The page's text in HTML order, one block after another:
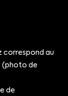
correspond au
(photo de
de